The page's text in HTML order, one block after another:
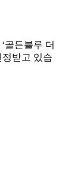
골든블루 더
받고 있습